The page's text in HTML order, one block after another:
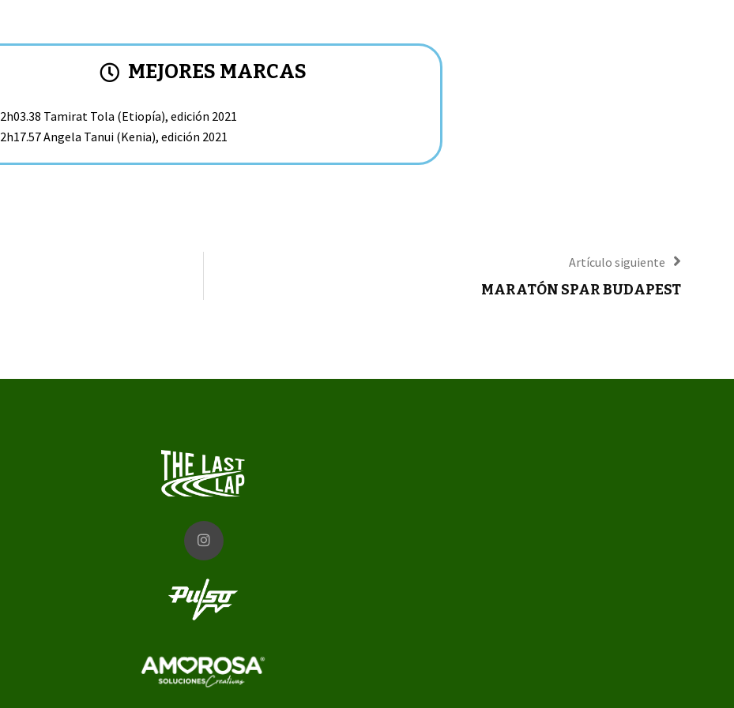
MEJORES MARCAS
2h03.38 Tamirat Tola (Etiopía), edición 2021
2h17.57 Angela Tanui (Kenia), edición 2021
Artículo siguiente
MARATÓN SPAR BUDAPEST